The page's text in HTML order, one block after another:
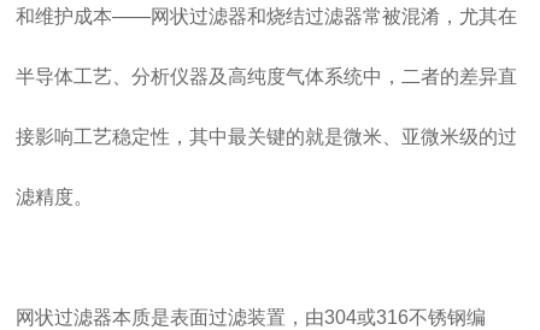
和维护成本——网状过滤器和烧结过滤器常被混淆，尤其在
半导体工艺、分析仪器及高纯度气体系统中，二者的差异直
接影响工艺稳定性，其中最关键的就是微米、亚微米级的过
滤精度。
网状过滤器本质是表面过滤装置，由304或316不锈钢编